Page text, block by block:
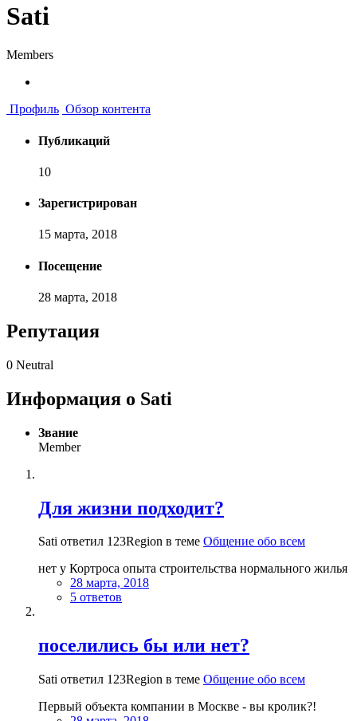
Sati
Members
Профиль Обзор контента
Публикаций
10
Зарегистрирован
15 марта, 2018
Посещение
28 марта, 2018
Репутация
0 Neutral
Информация о Sati
Звание
Member
Для жизни подходит?
Sati ответил 123Region в теме Общение обо всем
нет у Кортроса опыта строительства нормального жилья
28 марта, 2018
5 ответов
поселились бы или нет?
Sati ответил 123Region в теме Общение обо всем
Первый объекта компании в Москве - вы кролик?!